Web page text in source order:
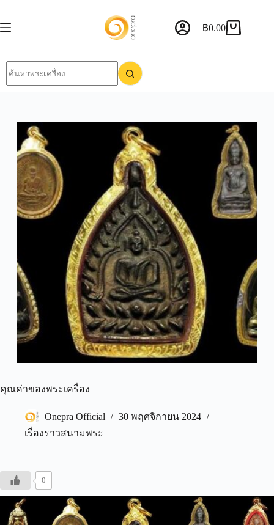
฿0.00
คุณค่าของพระเครื่อง
Onepra Official
30 พฤศจิกายน 2024
เรื่องราวสนามพระ
0